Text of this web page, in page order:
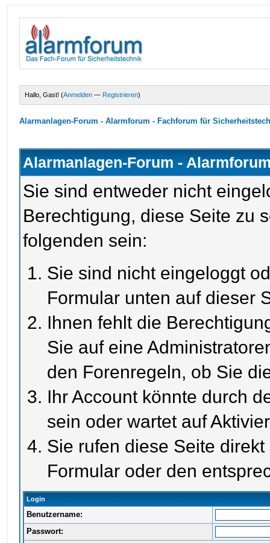
Hallo, Gast! (Anmelden — Registrieren)
Alarmanlagen-Forum - Alarmforum - Fachforum für
Alarmanlagen-Forum -
Sie sind entweder nicht
Berechtigung, diese Seite zu
folgenden sein:
Sie sind nicht eingeloggt
Formular unten auf dieser
Ihnen fehlt die
Sie auf eine
den Forenregeln, ob Sie
Ihr Account könnte durch
sein oder wartet auf
Sie rufen diese Seite
Formular oder den
Login
Benutzername:
Passwort: